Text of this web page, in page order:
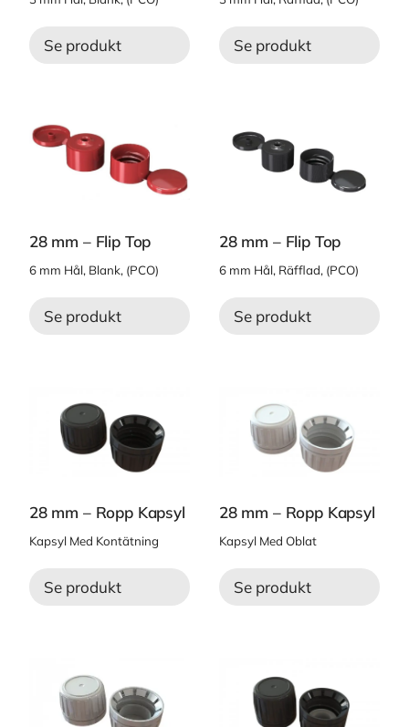
Se produkt Se produkt
28 mm – Flip Top
6 mm Hål, Blank, (PCO)
Se produkt
28 mm – Flip Top
6 mm Hål, Räfflad, (PCO)
Se produkt
28 mm – Ropp Kapsyl
Kapsyl Med Kontätning
Se produkt
28 mm – Ropp Kapsyl
Kapsyl Med Oblat
Se produkt